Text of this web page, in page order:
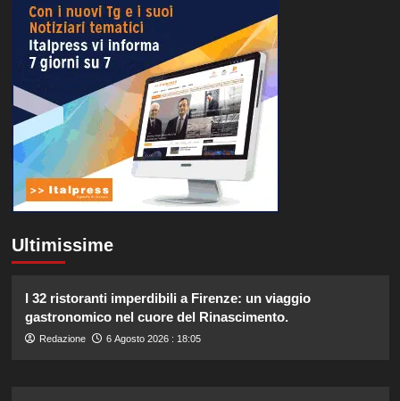
Ultimissime
I 32 ristoranti imperdibili a Firenze: un viaggio
gastronomico nel cuore del Rinascimento.
Redazione 6 Agosto 2026 : 18:05